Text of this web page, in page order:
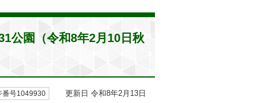
公園（令和8年2月10日秋
番号1049930 更新日 令和8年2月13日